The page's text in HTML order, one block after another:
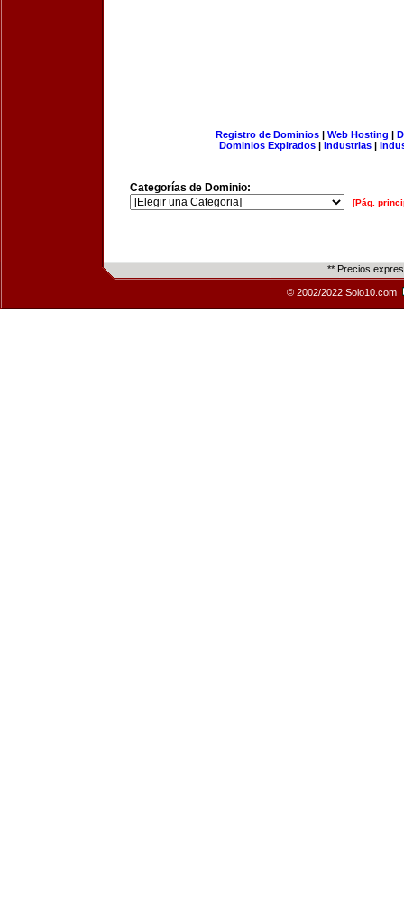
Registro de Dominios| Web Hosting |
Dominios Expirados | Industrias |
Categorías de Dominio:
[Pág.
** Precios
© 2002/2022 Solo10.com